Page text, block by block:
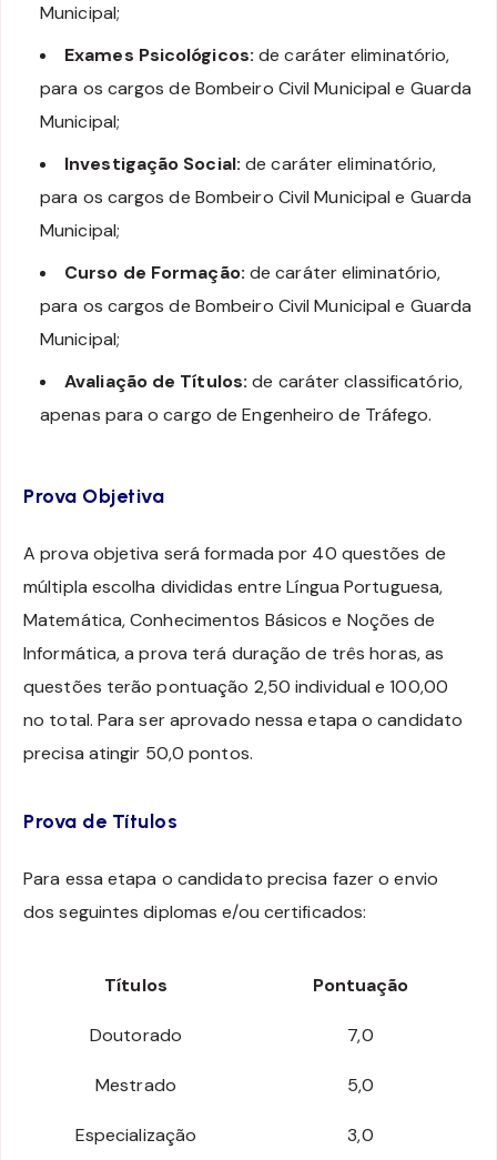
Municipal;
Exames Psicológicos: de caráter eliminatório,
para os cargos de Bombeiro Civil Municipal e Guarda
Municipal;
Investigação Social:de caráter eliminatório,
para os cargos de Bombeiro Civil Municipal e Guarda
Municipal;
Curso de Formação: de caráter eliminatório,
para os cargos de Bombeiro Civil Municipal e Guarda
Municipal;
Avaliação de Títulos:de caráter classificatório,
apenas para o cargo de Engenheiro de Tráfego.
Prova Objetiva
A prova objetiva será formada por 40 questões de
múltipla escolha divididas entre Língua Portuguesa,
Matemática, Conhecimentos Básicos e Noções de
Informática, a prova terá duração de três horas, as
questões terão pontuação 2,50 individual e 100,00
no total. Para ser aprovado nessa etapa o candidato
precisa atingir 50,0 pontos.
Prova de Títulos
Para essa etapa o candidato precisa fazer o envio
dos seguintes diplomas e/ou certificados:
Títulos Pontuação
Doutorado 7,0
Mestrado 5,0
Especialização 3,0